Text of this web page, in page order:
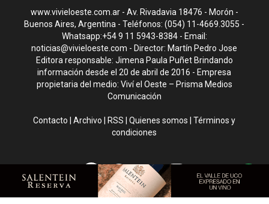
www.vivieloeste.com.ar - Av. Rivadavia 18476 - Morón -
Buenos Aires, Argentina - Teléfonos: (054) 11-4669.3055 -
Whatsapp:+54 9 11 5943-8384 - Email:
noticias@vivieloeste.com - Director: Martín Pedro Jose
Editora responsable: Jimena Paula Puñet Brindando
información desde el 20 de abril de 2016 - Empresa
propietaria del medio: Viví el Oeste – Prisma Medios
Comunicación
Contacto |Archivo |RSS |Quienes somos |Términos y
condiciones